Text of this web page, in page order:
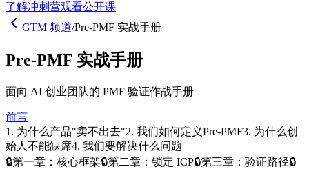
了解冲刺营观看公开课
GTM 频道/Pre-PMF 实战手册
Pre-PMF 实战手册
面向 AI 创业团队的 PMF 验证作战手册
前言
1. 为什么产品"卖不出去"2. 我们如何定义Pre-PMF3. 为什么创
始人不能缺席4. 我们要解决什么问题
🔒第一章：核心框架🔒第二章：锁定 ICP🔒第三章：验证路径🔒